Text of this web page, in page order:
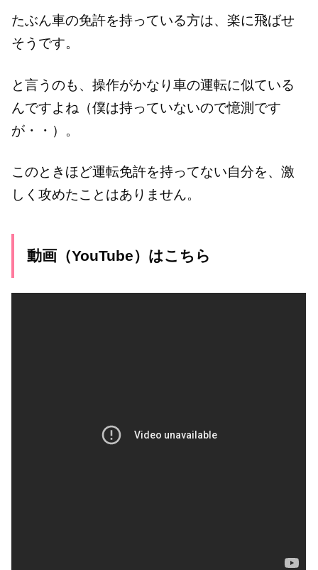
たぶん車の免許を持っている方は、楽に飛ばせ
そうです。
と言うのも、操作がかなり車の運転に似ている
んですよね（僕は持っていないので憶測です
が・・）。
このときほど運転免許を持ってない自分を、激
しく攻めたことはありません。
動画（YouTube）はこちら